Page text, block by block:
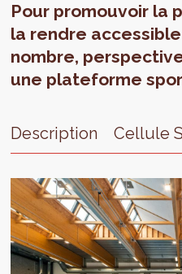
Pour promouvoir la
la rendre
nombre,
une plateforme
Description Cellule